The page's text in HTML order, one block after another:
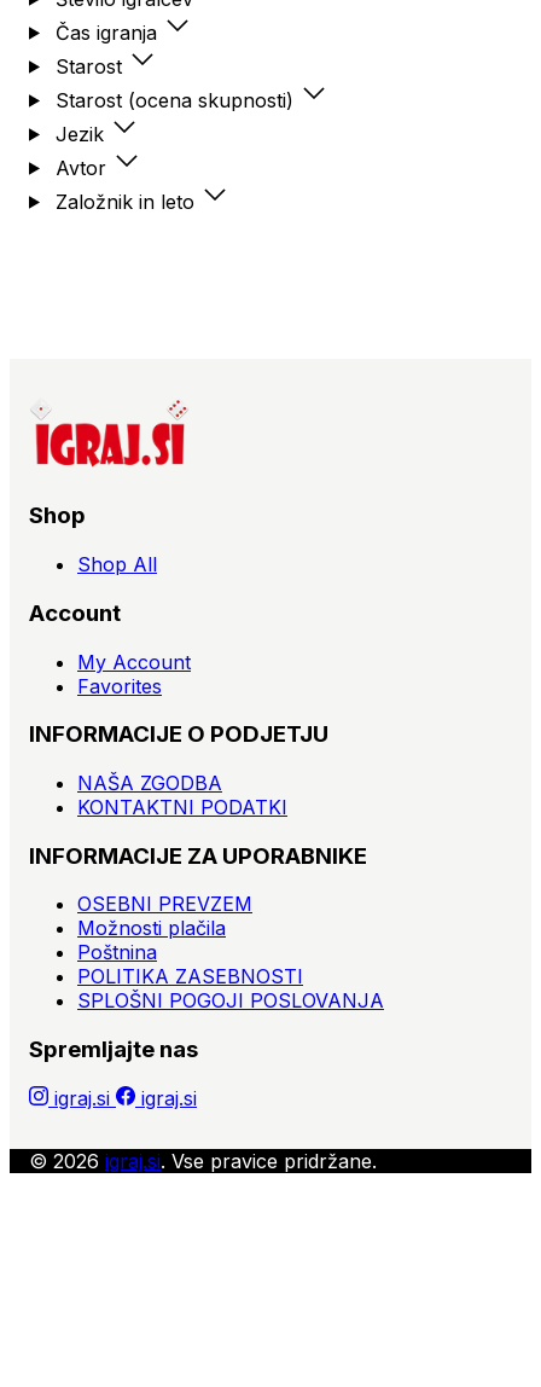
Čas igranja
Starost
Starost (ocena skupnosti)
Jezik
Avtor
Založnik in leto
Shop
Shop All
Account
My Account
Favorites
INFORMACIJE O PODJETJU
NAŠA ZGODBA
KONTAKTNI PODATKI
INFORMACIJE ZA UPORABNIKE
OSEBNI PREVZEM
Možnosti plačila
Poštnina
POLITIKA ZASEBNOSTI
SPLOŠNI POGOJI POSLOVANJA
Spremljajte nas
igraj.si igraj.si
© 2026 igraj.si. Vse pravice pridržane.